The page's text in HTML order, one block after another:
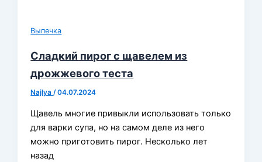
Выпечка
Сладкий пирог с щавелем из
дрожжевого теста
Najlya/04.07.2024
Щавель многие привыкли использовать только
для варки супа, но на самом деле из него
можно приготовить пирог. Несколько лет
назад